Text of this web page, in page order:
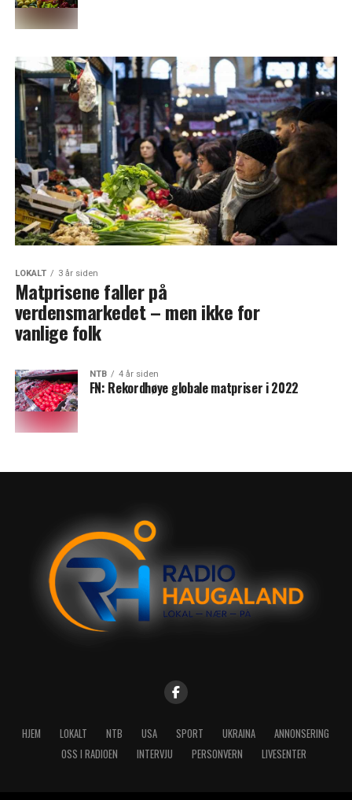
LOKALT 3 år siden
Matprisene faller på
verdensmarkedet – men ikke for
vanlige folk
NTB 4 år siden
FN: Rekordhøye globale matpriser i 2022
HJEM LOKALT NTB USA SPORT UKRAINA
ANNONSERING
OSS I RADIOEN
INTERVJU PERSONVERN LIVESENTER